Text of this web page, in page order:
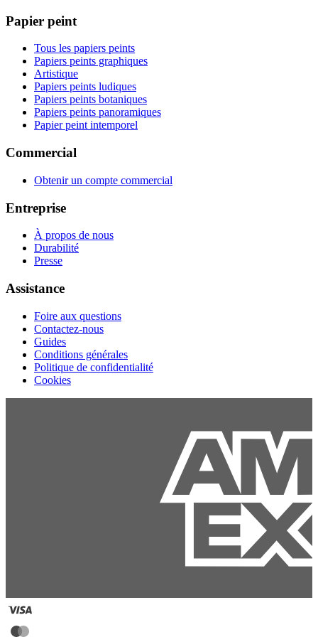
Papier peint
Tous les papiers peints
Papiers peints graphiques
Artistique
Papiers peints ludiques
Papiers peints botaniques
Papiers peints panoramiques
Papier peint intemporel
Commercial
Obtenir un compte commercial
Entreprise
À propos de nous
Durabilité
Presse
Assistance
Foire aux questions
Contactez-nous
Guides
Conditions générales
Politique de confidentialité
Cookies